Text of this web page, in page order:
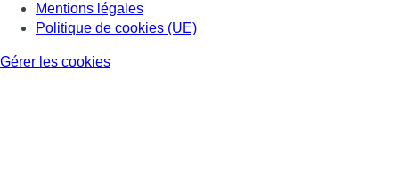
Mentions légales
Politique de cookies (UE)
Gérer les cookies